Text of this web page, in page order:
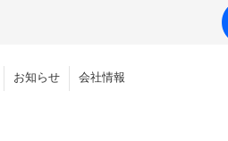
お知らせ 会社情報